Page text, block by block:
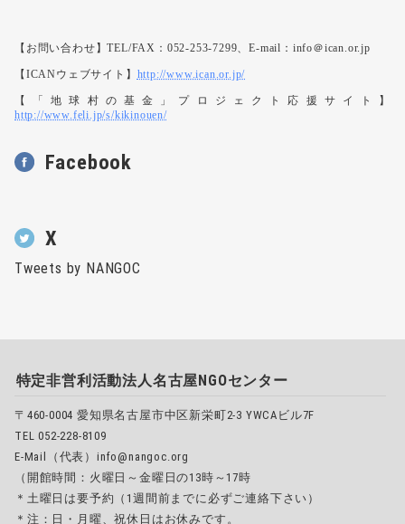
【お問い合わせ】TEL/FAX：052-253-7299、E-mail：info＠ican.or.jp
【ICANウェブサイト】 http://www.ican.or.jp/
【「地球村の基金」プロジェクト応援サイト】
http://www.feli.jp/s/kikinouen/
Facebook
X
Tweets by NANGOC
特定非営利活動法人名古屋NGOセンター
〒460-0004 愛知県名古屋市中区新栄町2-3 YWCAビル7F
TEL 052-228-8109
E-Mail（代表）info@nangoc.org
（開館時間：火曜日～金曜日の13時～17時
＊土曜日は要予約（1週間前までに必ずご連絡下さい）
＊注：日・月曜、祝休日はお休みです。